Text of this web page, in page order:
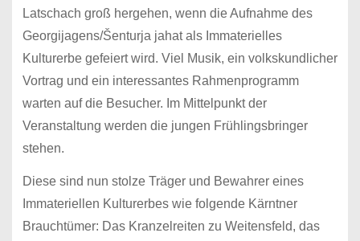
Latschach groß hergehen, wenn die Aufnahme des
Georgijagens/Šenturja jahat als Immaterielles
Kulturerbe gefeiert wird. Viel Musik, ein volkskundlicher
Vortrag und ein interessantes Rahmenprogramm
warten auf die Besucher. Im Mittelpunkt der
Veranstaltung werden die jungen Frühlingsbringer
stehen.
Diese sind nun stolze Träger und Bewahrer eines
Immateriellen Kulturerbes wie folgende Kärntner
Brauchtümer: Das Kranzelreiten zu Weitensfeld, das